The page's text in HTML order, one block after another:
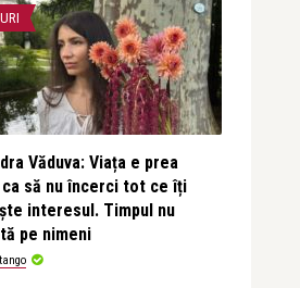
Văduva: Viața e prea
să nu încerci tot ce îți
interesul. Timpul nu
pe nimeni